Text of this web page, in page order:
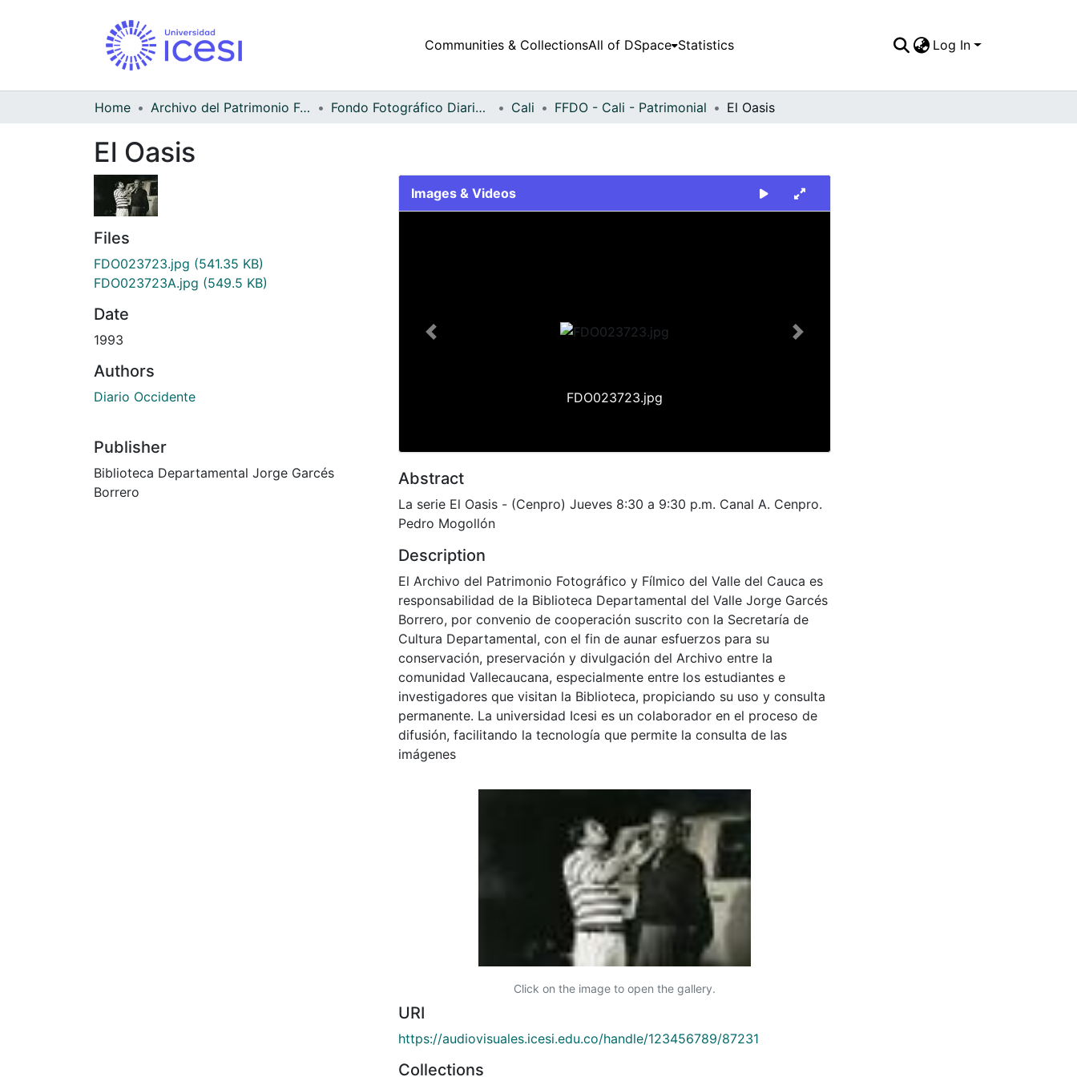
Communities & CollectionsAll of DSpace Statistics Log In
Home Archivo del Patrimonio Fotográfico y Fílmico del Valle del Cauca Fondo Fotográfico Diario Occidente Cali FFDO - Cali - Patrimonial El Oasis
El Oasis
Files
FDO023723.jpg (541.35 KB)
FDO023723A.jpg (549.5 KB)
Date
1993
Authors
Diario Occidente
Publisher
Biblioteca Departamental Jorge Garcés
Borrero
Images & Videos
FDO023723.jpg
Previous Next
Abstract
La serie El Oasis - (Cenpro) Jueves 8:30 a 9:30 p.m. Canal A. Cenpro.
Pedro Mogollón
Description
El Archivo del Patrimonio Fotográfico y Fílmico del Valle del Cauca es
responsabilidad de la Biblioteca Departamental del Valle Jorge Garcés
Borrero, por convenio de cooperación suscrito con la Secretaría de
Cultura Departamental, con el fin de aunar esfuerzos para su
conservación, preservación y divulgación del Archivo entre la
comunidad Vallecaucana, especialmente entre los estudiantes e
investigadores que visitan la Biblioteca, propiciando su uso y consulta
permanente. La universidad Icesi es un colaborador en el proceso de
difusión, facilitando la tecnología que permite la consulta de las
imágenes
Click on the image to open the gallery.
URI
https://audiovisuales.icesi.edu.co/handle/123456789/87231
Collections